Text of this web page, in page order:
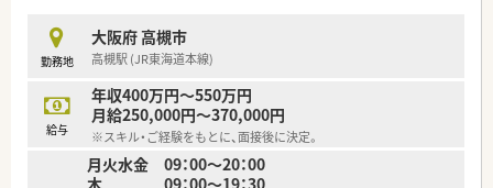
在宅訪問業務や薬学管理、お薬の配達などもお任せします。
【職場環境と雰囲気】
■最新の音声認識薬歴作成システムが100％導入されており、手
書きで平均7分かかる薬歴入力を2分に短縮しています。
■ピッキング監査システムなどの過誤防止システムにより、薬の
取り間違えを限りなくゼロに近づけ安全に勤務できます。
■安定した大手グループでありながらアットホームな社風が根
付いており、スタッフ同士が楽しくお仕事を続けられます。
勤務地
大阪府 高槻市
高槻駅 (JR東海道本線)
給与
年収400万円～550万円
月給250,000円～370,000円
※スキル・ご経験をもとに、面接後に決定。
月火水金 09：00～20：00
木 09：00～19：30